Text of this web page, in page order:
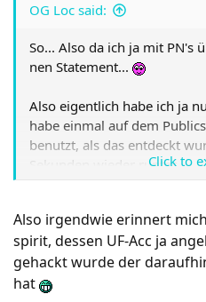
OG Loc said:
So... Also da ich ja mit PN's
nen Statement...
Also eigentlich habe ich ja
habe einmal auf dem
benutzt, als das entdeckt
Sekunden wieder runter.
gesagt weil nen Freund
Hautkrebs.. Naja. Ich hab
Konnte man nichts machen
Click to
Also irgendwie erinnert
spirit, dessen UF-Acc ja
gehackt wurde der
hat